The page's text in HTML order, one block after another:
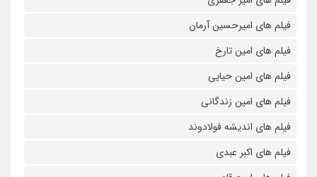
فیلم های امیرحسین آرمان
فیلم های امین تارخ
فیلم های امین حیایی
فیلم های امین زندگانی
فیلم های اندیشه فولادوند
فیلم های اکبر عبدی